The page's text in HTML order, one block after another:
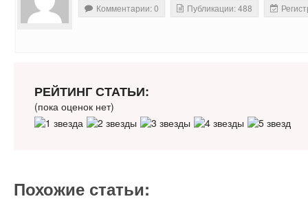
Комментарии: 0 Публикации: 488
РЕЙТИНГ СТАТЬИ:
(пока оценок нет)
Похожие статьи: